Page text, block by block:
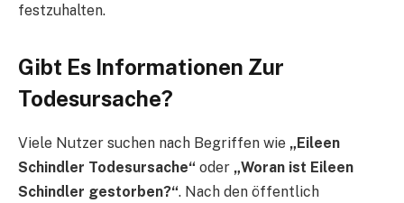
festzuhalten.
Gibt Es Informationen Zur
Todesursache?
Viele Nutzer suchen nach Begriffen wie „Eileen
Schindler Todesursache“ oder „Woran ist Eileen
Schindler gestorben?“. Nach den öffentlich